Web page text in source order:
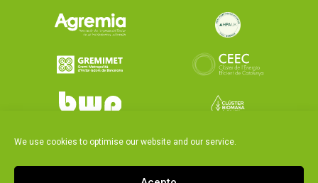
We use cookies to optimise our website and our service.